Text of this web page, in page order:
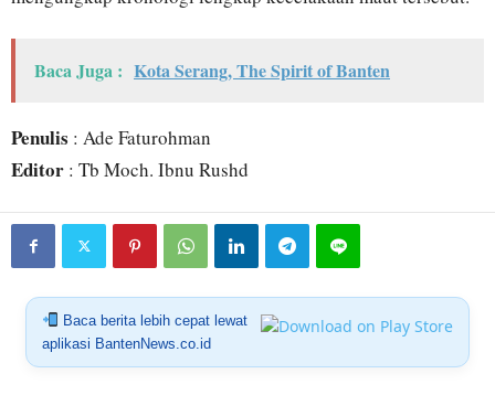
Baca Juga : Kota Serang, The Spirit of Banten
Penulis : Ade Faturohman
Editor : Tb Moch. Ibnu Rushd
Baca berita lebih cepat lewat
aplikasi BantenNews.co.id